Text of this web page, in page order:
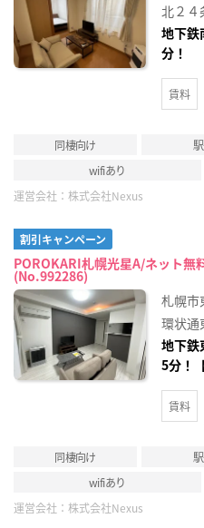
北２４
地下鉄
分！
賃料
同棲向け
wifiあり
運営会社： 株式会社Nexus
割引キャンペーン
POROKARI札幌光星A/ネット無
(No.992286)
札幌市
環状通
地下鉄
5分！
賃料
同棲向け
wifiあり
運営会社： 株式会社Nexus